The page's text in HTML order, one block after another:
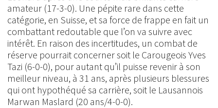
amateur (17-3-0). Une pépite rare dans cette
catégorie, en Suisse, et sa force de frappe en fait un
combattant redoutable que l’on va suivre avec
intérêt. En raison des incertitudes, un combat de
réserve pourrait concerner soit le Carougeois Yves
Tazi (6-0-0), pour autant qu’il puisse revenir à son
meilleur niveau, à 31 ans, après plusieurs blessures
qui ont hypothéqué sa carrière, soit le Lausannois
Marwan Maslard (20 ans/4-0-0).